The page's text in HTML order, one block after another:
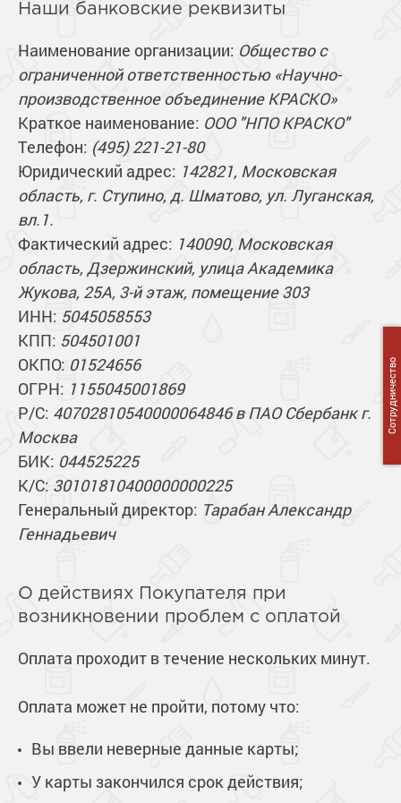
Сопутствующие товары
Морозостойкие краски для металла
Сопутствующие товары
Наши банковские реквизиты
Наименование организации: Общество с
ограниченной ответственностью «Научно-
производственное объединение КРАСКО»
Краткое наименование: ООО "НПО КРАСКО"
Телефон: (495) 221-21-80
Юридический адрес: 142821, Московская
область, г. Ступино, д. Шматово, ул. Луганская,
вл.1.
Фактический адрес: 140090, Московская
область, Дзержинский, улица Академика
Жукова, 25А, 3-й этаж, помещение 303
ИНН: 5045058553
КПП: 504501001
ОКПО: 01524656
ОГРН: 1155045001869
Р/С: 40702810540000064846 в ПАО Сбербанк г.
Москва
БИК: 044525225
К/С: 30101810400000000225
Генеральный директор: Тарабан Александр
Геннадьевич
О действиях Покупателя при
возникновении проблем с оплатой
Оплата проходит в течение нескольких минут.
Оплата может не пройти, потому что:
Вы ввели неверные данные карты;
У карты закончился срок действия;
Сотрудничество